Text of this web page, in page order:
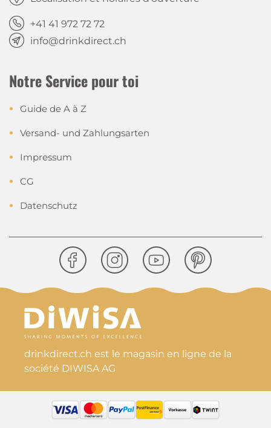
+41 41 972 72 72
info@drinkdirect.ch
Notre Service pour toi
Guide de A à Z
Versand- und Zahlungsarten
Impressum
CG
Datenschutz
drinkdirect.ch est le magasin en ligne de la
société DIWISA AG